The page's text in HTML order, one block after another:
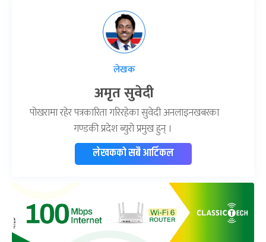
लेखक
अमृत सुवेदी
पोखरामा रहेर पत्रकारिता गरिरहेका सुवेदी अनलाइनखबरका
गण्डकी प्रदेश ब्युरो प्रमुख हुन् ।
लेखकको सबै आर्टिकल